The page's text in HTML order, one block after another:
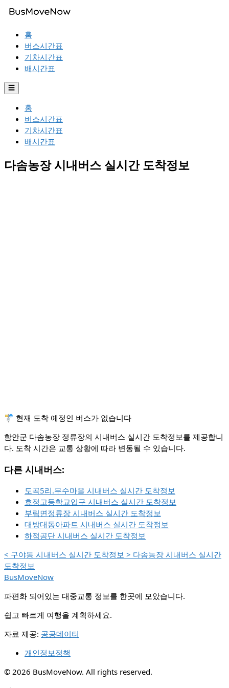
홈
버스시간표
기차시간표
배시간표
☰
홈
버스시간표
기차시간표
배시간표
다솜농장 시내버스 실시간 도착정보
🚏 현재 도착 예정인 버스가 없습니다
함안군 다솜농장 정류장의 시내버스 실시간 도착정보를 제공합니
다. 도착 시간은 교통 상황에 따라 변동될 수 있습니다.
다른 시내버스:
도곡5리.무수마을 시내버스 실시간 도착정보
효정고등학교입구 시내버스 실시간 도착정보
부림면정류장 시내버스 실시간 도착정보
대방대동아파트 시내버스 실시간 도착정보
하점공단 시내버스 실시간 도착정보
< 구야동 시내버스 실시간 도착정보 > 다솜농장 시내버스 실시간
도착정보
BusMoveNow
파편화 되어있는 대중교통 정보를 한곳에 모았습니다.
쉽고 빠르게 여행을 계획하세요.
자료 제공: 공공데이터
개인정보정책
© 2026 BusMoveNow. All rights reserved.